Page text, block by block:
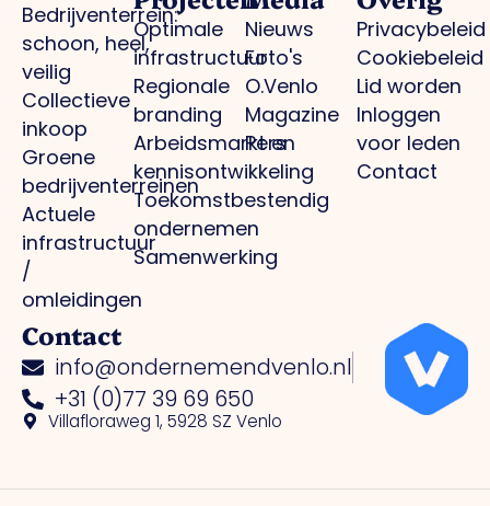
Bedrijventerrein:
schoon, heel,
veilig
Collectieve
inkoop
Groene
bedrijventerreinen
Actuele
infrastructuur
/
omleidingen
Optimale
infrastructuur
Regionale
branding
Arbeidsmarkt en
kennisontwikkeling
Toekomstbestendig
ondernemen
Samenwerking
Nieuws
Foto's
O.Venlo
Magazine
Pers
Privacybeleid
Cookiebeleid
Lid worden
Inloggen
voor leden
Contact
Contact
info@ondernemendvenlo.nl
+31 (0)77 39 69 650
Villafloraweg 1, 5928 SZ Venlo